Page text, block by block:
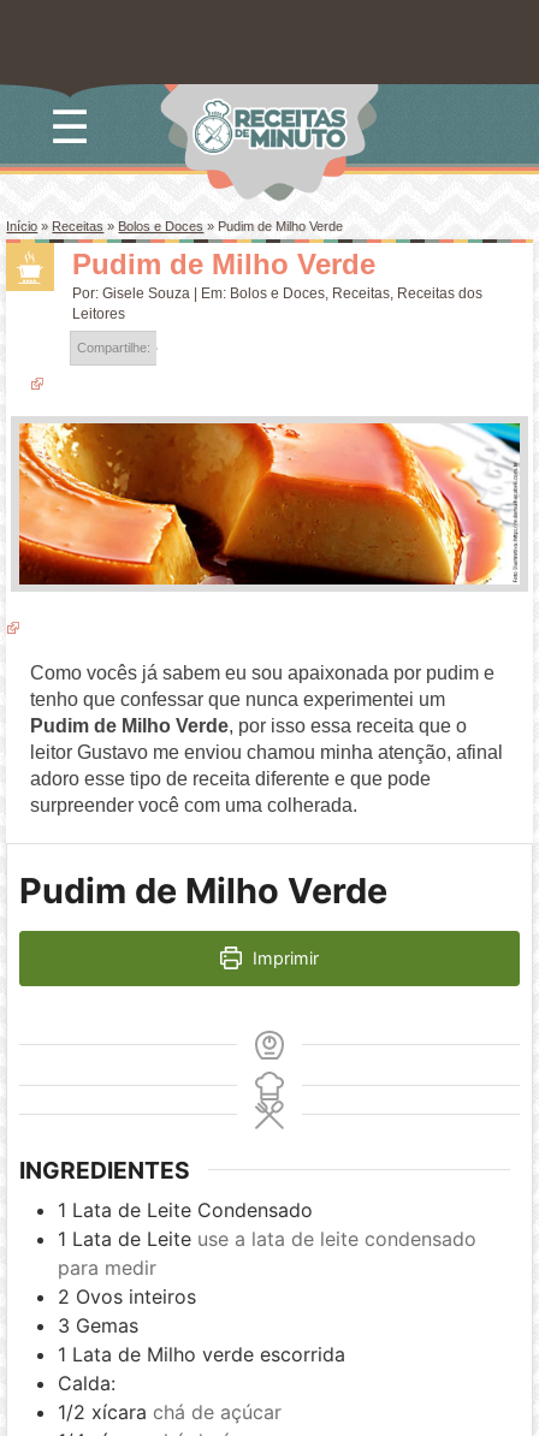
☰
Início»Receitas » Bolos e Doces » Pudim de Milho Verde
Pudim de Milho Verde
Por:Gisele Souza | Em: Bolos e Doces, Receitas, Receitas dos
Leitores
Compartilhe:
Como vocês já sabem eu sou apaixonada por pudim e
tenho que confessar que nunca experimentei um
Pudim de Milho Verde, por isso essa receita que o
leitor Gustavo me enviou chamou minha atenção, afinal
adoro esse tipo de receita diferente e que pode
surpreender você com uma colherada.
Pudim de Milho Verde
Imprimir
INGREDIENTES
1 Lata de Leite Condensado
1 Lata de Leite use a lata de leite condensado
para medir
2 Ovos inteiros
3 Gemas
1 Lata de Milho verde escorrida
Calda:
1/2 xícara chá de açúcar